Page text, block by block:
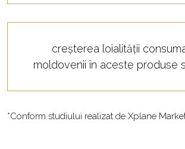
creșterea loialităţii
moldovenii în aceste produse
*Conform studiului realizat de Xplane